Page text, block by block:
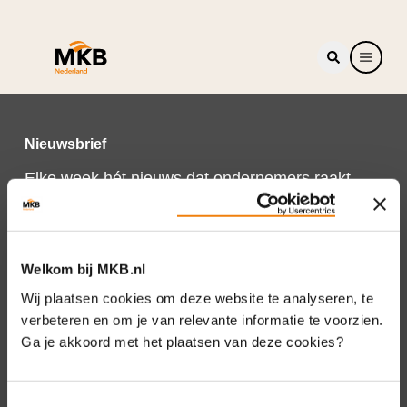
Welkom bij MKB.nl
Wij plaatsen cookies om deze website te analyseren, te
verbeteren en om je van relevante informatie te voorzien.
Ga je akkoord met het plaatsen van deze cookies?
Nieuwsbrief
Elke week hét nieuws dat ondernemers raakt.
Schrijf je nu in voor de MKB-Nederland
nieuwsbrief.
Schrijf je in
Direct naar
Over ons